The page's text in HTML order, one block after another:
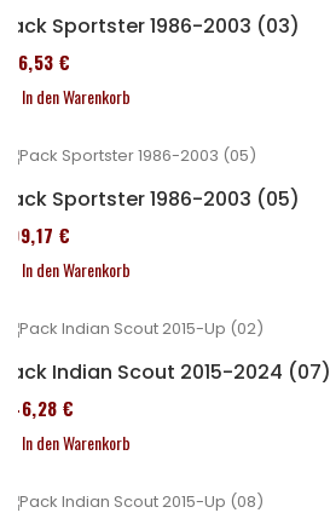
Pack Sportster 1986-2003 (03)
516,53 €
In den Warenkorb
Pack Sportster 1986-2003 (05)
299,17 €
In den Warenkorb
Pack Indian Scout 2015-2024 (07)
246,28 €
In den Warenkorb